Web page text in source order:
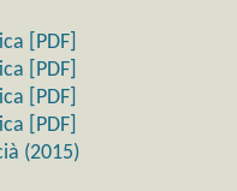
[PDF]
[PDF]
[PDF]
[PDF]
(2015)